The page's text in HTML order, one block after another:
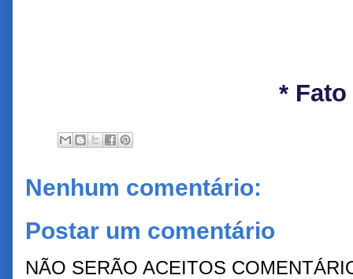
*
Nenhum comentário:
Postar um comentário
NÃO SERÃO ACEITOS